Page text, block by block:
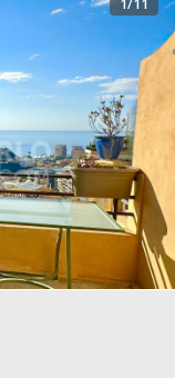
1/11